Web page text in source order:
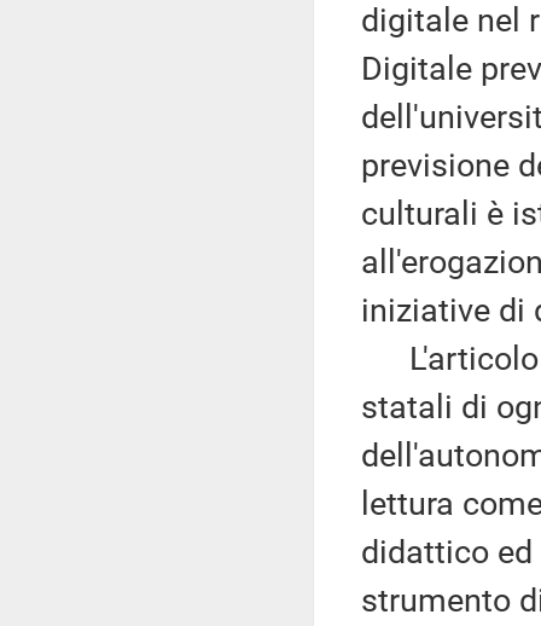
digitale nel
Digitale
previsione
culturali è
iniziative di
L'articolo
statali di
lettura
didattico
strumento